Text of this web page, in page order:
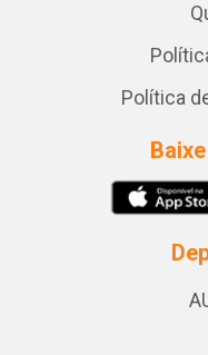
Política